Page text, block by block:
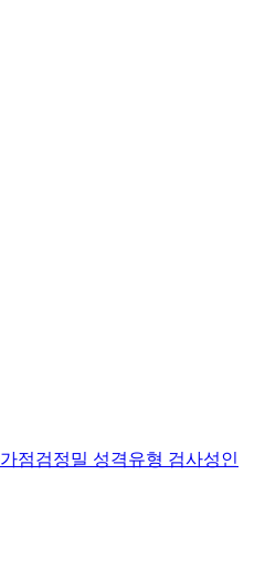
점검정밀 성격유형 검사성인